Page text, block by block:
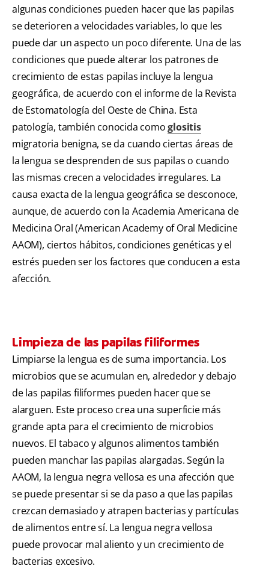
algunas condiciones pueden hacer que las papilas
se deterioren a velocidades variables, lo que les
puede dar un aspecto un poco diferente. Una de las
condiciones que puede alterar los patrones de
crecimiento de estas papilas incluye la lengua
geográfica, de acuerdo con el informe de la Revista
de Estomatología del Oeste de China. Esta
patología, también conocida comoglositis
migratoria benigna, se da cuando ciertas áreas de
la lengua se desprenden de sus papilas o cuando
las mismas crecen a velocidades irregulares. La
causa exacta de la lengua geográfica se desconoce,
aunque, de acuerdo con la Academia Americana de
Medicina Oral (American Academy of Oral Medicine
AAOM), ciertos hábitos, condiciones genéticas y el
estrés pueden ser los factores que conducen a esta
afección.
Limpieza de las papilas filiformes
Limpiarse la lengua es de suma importancia. Los
microbios que se acumulan en, alrededor y debajo
de las papilas filiformes pueden hacer que se
alarguen. Este proceso crea una superficie más
grande apta para el crecimiento de microbios
nuevos. El tabaco y algunos alimentos también
pueden manchar las papilas alargadas. Según la
AAOM, la lengua negra vellosa es una afección que
se puede presentar si se da paso a que las papilas
crezcan demasiado y atrapen bacterias y partículas
de alimentos entre sí. La lengua negra vellosa
puede provocar mal aliento y un crecimiento de
bacterias excesivo.